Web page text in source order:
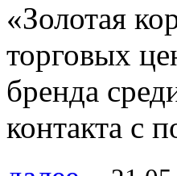
«Золотая
торговых
бренда
контакта с